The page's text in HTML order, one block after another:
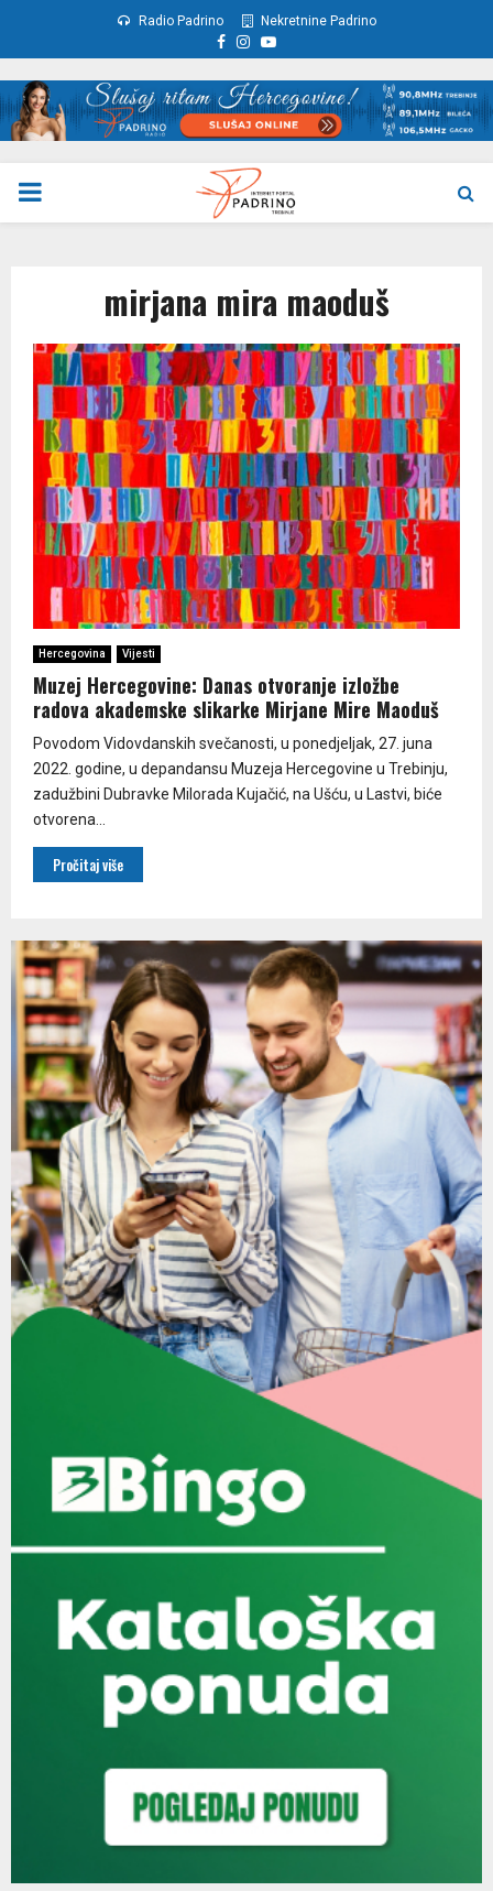
Radio Padrino Nekretnine Padrino
Facebook
Instagram
Youtube
PRIMARY
mirjana mira maoduš
Hercegovina Vijesti
Muzej Hercegovine: Danas otvoranje izložbe
radova akademske slikarke Mirjane Mire Maoduš
Povodom Vidovdanskih svečanosti, u ponedjeljak, 27. juna
2022. godine, u depandansu Muzeja Hercegovine u Trebinju,
zadužbini Dubravke Milorada Кujačić, na Ušću, u Lastvi, biće
otvorena...
Pročitaj više